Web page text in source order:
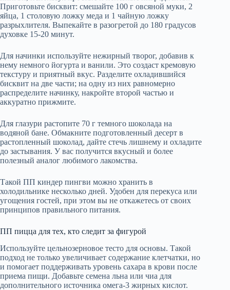
Приготовьте бисквит: смешайте 100 г овсяной муки, 2
яйца, 1 столовую ложку меда и 1 чайную ложку
разрыхлителя. Выпекайте в разогретой до 180 градусов
духовке 15-20 минут.
Для начинки используйте нежирный творог, добавив к
нему немного йогурта и ванили. Это создаст кремовую
текстуру и приятный вкус. Разделите охладившийся
бисквит на две части; на одну из них равномерно
распределите начинку, накройте второй частью и
аккуратно прижмите.
Для глазури растопите 70 г темного шоколада на
водяной бане. Обмакните подготовленный десерт в
растопленный шоколад, дайте стечь лишнему и охладите
до застывания. У вас получится вкусный и более
полезный аналог любимого лакомства.
Такой ПП киндер пингви можно хранить в
холодильнике несколько дней. Удобен для перекуса или
угощения гостей, при этом вы не откажетесь от своих
принципов правильного питания.
ПП пицца для тех, кто следит за фигурой
Используйте цельнозерновое тесто для основы. Такой
подход не только увеличивает содержание клетчатки, но
и помогает поддерживать уровень сахара в крови после
приема пищи. Добавьте семена льна или чиа для
дополнительного источника омега-3 жирных кислот.